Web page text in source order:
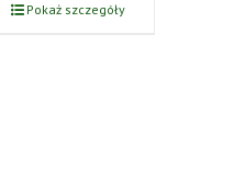
Pokaż szczegóły